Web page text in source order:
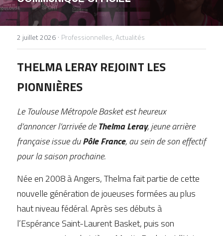
DEVENIR BÉNÉVOLE
2 juillet 2026 · Professionnelles,Actualités
THELMA LERAY REJOINT LES
PIONNIÈRES
Le Toulouse Métropole Basket est heureux
d’annoncer l’arrivée de Thelma Leray, jeune arrière
française issue du Pôle France, au sein de son effectif
pour la saison prochaine.
Née en 2008 à Angers, Thelma fait partie de cette
nouvelle génération de joueuses formées au plus
haut niveau fédéral. Après ses débuts à
l’Espérance Saint-Laurent Basket, puis son